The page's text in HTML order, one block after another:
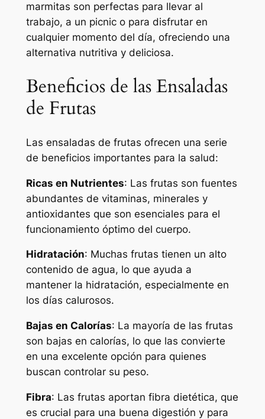
marmitas son perfectas para llevar al
trabajo, a un picnic o para disfrutar en
cualquier momento del día, ofreciendo una
alternativa nutritiva y deliciosa.
Beneficios de las Ensaladas
de Frutas
Las ensaladas de frutas ofrecen una serie
de beneficios importantes para la salud:
Ricas en Nutrientes: Las frutas son fuentes
abundantes de vitaminas, minerales y
antioxidantes que son esenciales para el
funcionamiento óptimo del cuerpo.
Hidratación: Muchas frutas tienen un alto
contenido de agua, lo que ayuda a
mantener la hidratación, especialmente en
los días calurosos.
Bajas en Calorías: La mayoría de las frutas
son bajas en calorías, lo que las convierte
en una excelente opción para quienes
buscan controlar su peso.
Fibra: Las frutas aportan fibra dietética, que
es crucial para una buena digestión y para